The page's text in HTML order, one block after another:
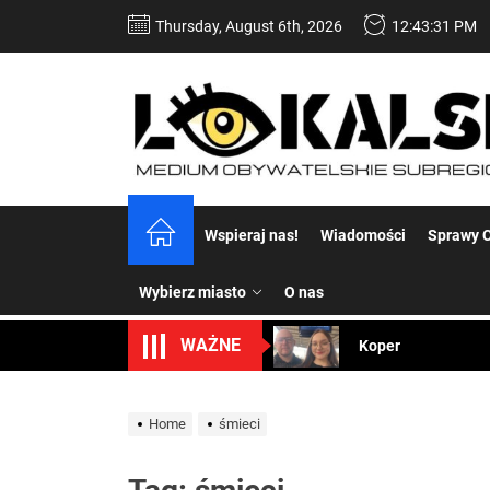
Thursday, August 6th, 2026 12:43:33 PM
Wspieraj nas! Wiadomości Sprawy
Wybierz miasto O nas
WAŻNE
Koper – część 2.
Uwaga Dębieńsko
Home śmieci